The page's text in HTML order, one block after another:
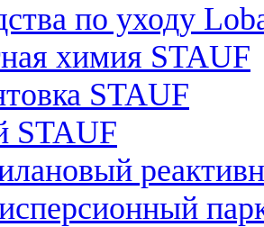
по уходу
химия STAUF
STAUF
STAUF